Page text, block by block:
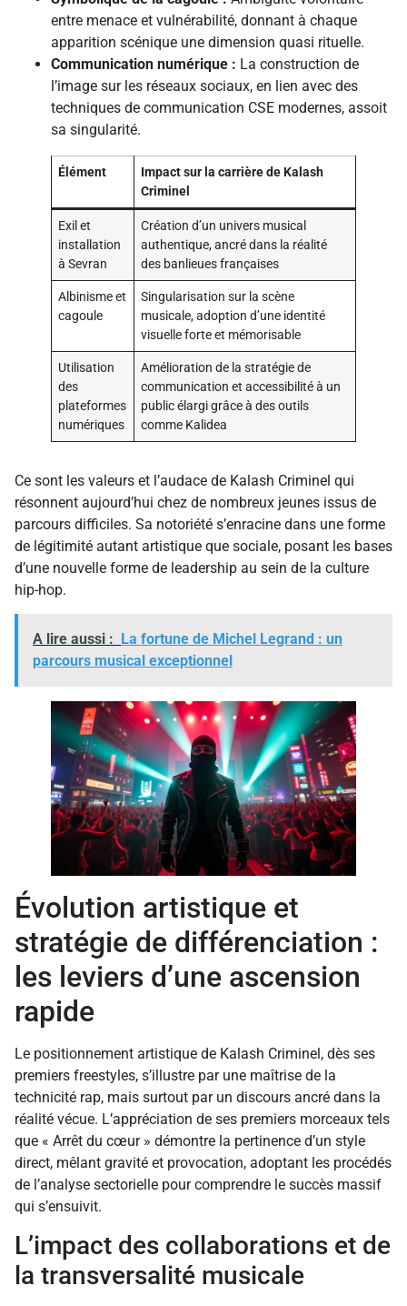
entre menace et vulnérabilité, donnant à chaque
apparition scénique une dimension quasi rituelle.
Communication numérique : La construction de
l’image sur les réseaux sociaux, en lien avec des
techniques de communication CSE modernes, assoit
sa singularité.
Élément
Impact sur la carrière de Kalash
Criminel
Exil et
installation
à Sevran
Création d’un univers musical
authentique, ancré dans la réalité
des banlieues françaises
Albinisme et
cagoule
Singularisation sur la scène
musicale, adoption d’une identité
visuelle forte et mémorisable
Utilisation
des
plateformes
numériques
Amélioration de la stratégie de
communication et accessibilité à un
public élargi grâce à des outils
comme Kalidea
Ce sont les valeurs et l’audace de Kalash Criminel qui
résonnent aujourd’hui chez de nombreux jeunes issus de
parcours difficiles. Sa notoriété s’enracine dans une forme
de légitimité autant artistique que sociale, posant les bases
d’une nouvelle forme de leadership au sein de la culture
hip-hop.
A lire aussi : La fortune de Michel Legrand : un
parcours musical exceptionnel
Évolution artistique et
stratégie de différenciation :
les leviers d’une ascension
rapide
Le positionnement artistique de Kalash Criminel, dès ses
premiers freestyles, s’illustre par une maîtrise de la
technicité rap, mais surtout par un discours ancré dans la
réalité vécue. L’appréciation de ses premiers morceaux tels
que « Arrêt du cœur » démontre la pertinence d’un style
direct, mêlant gravité et provocation, adoptant les procédés
de l’analyse sectorielle pour comprendre le succès massif
qui s’ensuivit.
L’impact des collaborations et de
la transversalité musicale